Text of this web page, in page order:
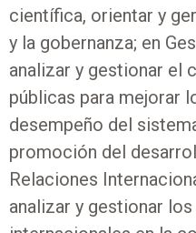
científica, orientar y
y la gobernanza; en
analizar y gestionar el
públicas para mejorar
desempeño del
promoción del
Relaciones
analizar y gestionar